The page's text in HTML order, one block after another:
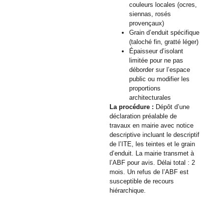
couleurs locales (ocres,
siennas, rosés
provençaux)
Grain d’enduit spécifique
(taloché fin, gratté léger)
Épaisseur d’isolant
limitée pour ne pas
déborder sur l’espace
public ou modifier les
proportions
architecturales
La procédure : Dépôt d’une
déclaration préalable de
travaux en mairie avec notice
descriptive incluant le descriptif
de l’ITE, les teintes et le grain
d’enduit. La mairie transmet à
l’ABF pour avis. Délai total : 2
mois. Un refus de l’ABF est
susceptible de recours
hiérarchique.